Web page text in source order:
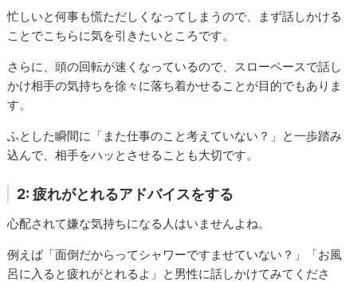
忙しいと何事も慌ただしくなってしまうので、まず話しかける
ことでこちらに気を引きたいところです。
さらに、頭の回転が速くなっているので、スローペースで話し
かけ相手の気持ちを徐々に落ち着かせることが目的でもありま
す。
ふとした瞬間に「また仕事のこと考えていない？」と一歩踏み
込んで、相手をハッとさせることも大切です。
2: 疲れがとれるアドバイスをする
心配されて嫌な気持ちになる人はいませんよね。
例えば「面倒だからってシャワーですませていない？」「お風
呂に入ると疲れがとれるよ」と男性に話しかけてみてくださ